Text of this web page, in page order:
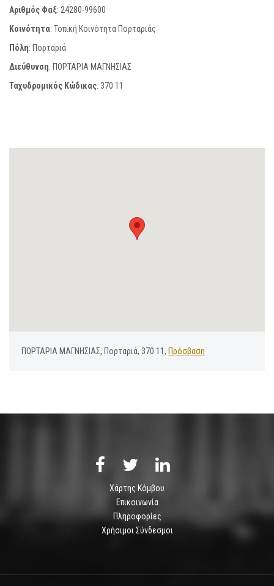
Αριθμός Φαξ: 24280-99600
Κοινότητα: Τοπική Κοινότητα Πορταριάς
Πόλη: Πορταριά
Διεύθυνση: ΠΟΡΤΑΡΙΑ ΜΑΓΝΗΣΙΑΣ
Ταχυδρομικός Κώδικας: 370 11
ΠΟΡΤΑΡΙΑ ΜΑΓΝΗΣΙΑΣ, Πορταριά, 370 11, Πρόσβαση
Χάρτης Κόμβου
Επικοινωνία
Πληροφορίες
Χρήσιμοι Σύνδεσμοι